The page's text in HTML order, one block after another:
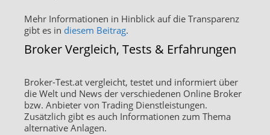
Mehr Informationen in Hinblick auf die Transparenz
gibt es in diesem Beitrag.
Broker Vergleich, Tests & Erfahrungen
Broker-Test.at vergleicht, testet und informiert über
die Welt und News der verschiedenen Online Broker
bzw. Anbieter von Trading Dienstleistungen.
Zusätzlich gibt es auch Informationen zum Thema
alternative Anlagen.